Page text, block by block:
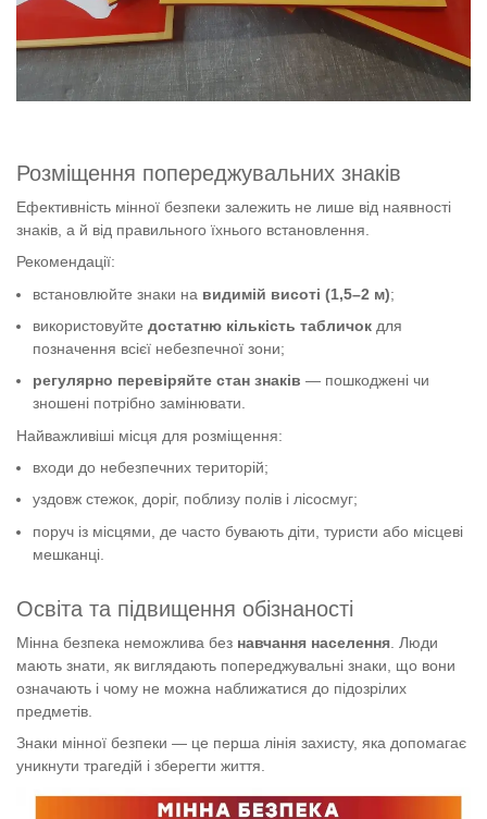
Розміщення попереджувальних знаків
Ефективність мінної безпеки залежить не лише від наявності
знаків, а й від правильного їхнього встановлення.
Рекомендації:
встановлюйте знаки на видимій висоті (1,5–2 м);
використовуйтедостатню кількість табличок для
позначення всієї небезпечної зони;
регулярно перевіряйте стан знаків — пошкоджені чи
зношені потрібно замінювати.
Найважливіші місця для розміщення:
входи до небезпечних територій;
уздовж стежок, доріг, поблизу полів і лісосмуг;
поруч із місцями, де часто бувають діти, туристи або місцеві
мешканці.
Освіта та підвищення обізнаності
Мінна безпека неможлива без навчання населення . Люди
мають знати, як виглядають попереджувальні знаки, що вони
означають і чому не можна наближатися до підозрілих
предметів.
Знаки мінної безпеки — це перша лінія захисту, яка допомагає
уникнути трагедій і зберегти життя.